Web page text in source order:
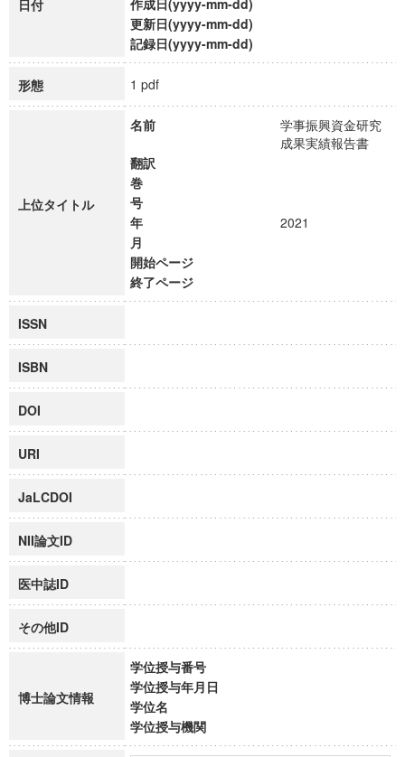
日付
作成日(yyyy-mm-dd)
更新日(yyyy-mm-dd)
記録日(yyyy-mm-dd)
形態 1 pdf
上位タイトル
名前
学事振興資金研究
成果実績報告書
翻訳
巻
号
年
2021
月
開始ページ
終了ページ
ISSN
ISBN
DOI
URI
JaLCDOI
NII論文ID
医中誌ID
その他ID
博士論文情報
学位授与番号
学位授与年月日
学位名
学位授与機関